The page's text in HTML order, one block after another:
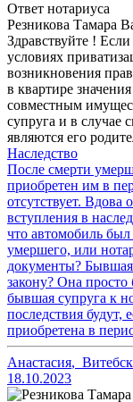
Ответ нотариуса
Резникова Тамара
Здравствуйте !
условиях
возникновения
в квартире
совместным
супруга и в случае
являются его
Наследство
После смерти
приобретен им в
отсутствует. Вдова
вступления в
что автомобиль
умершего, или
документы? Бывшая
закону? Она
бывшая супруга к
последствия будут,
приобретена в
Анастасия, Витебск
18.10.2023